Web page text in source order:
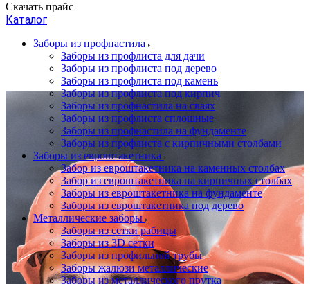
Скачать прайс
Каталог
Заборы из профнастила
Заборы из профлиста для дачи
Заборы из профлиста под дерево
Заборы из профлиста под камень
Заборы из профлиста под кирпич
Заборы из профнастила на сваях
Заборы из профлиста сплошные
Заборы из профнастила на фундаменте
Заборы из профлиста с кирпичными столбами
Заборы из евроштакетника
Забор из евроштакетника на каменных столбах
Забор из евроштакетника на кирпичных столбах
Заборы из евроштакетника на фундаменте
Заборы из евроштакетника под дерево
Металлические заборы
Заборы из сетки рабицы
Заборы из 3D сетки
Заборы из профильной трубы
Заборы жалюзи металлические
Заборы из металлического прутка